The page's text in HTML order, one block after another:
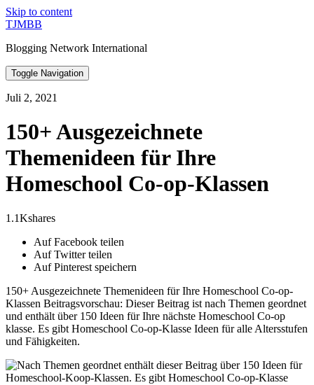
Skip to content
TJMBB
Blogging Network International
Toggle Navigation
Juli 2, 2021
150+ Ausgezeichnete
Themenideen für Ihre
Homeschool Co-op-Klassen
1.1Kshares
Auf Facebook teilen
Auf Twitter teilen
Auf Pinterest speichern
150+ Ausgezeichnete Themenideen für Ihre Homeschool Co-op-
Klassen Beitragsvorschau: Dieser Beitrag ist nach Themen geordnet
und enthält über 150 Ideen für Ihre nächste Homeschool Co-op
klasse. Es gibt Homeschool Co-op-Klasse Ideen für alle Altersstufen
und Fähigkeiten.